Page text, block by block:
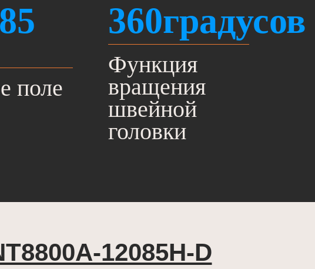
поле
360градусов
Функция
вращения
швейной
головки
12085Н-D